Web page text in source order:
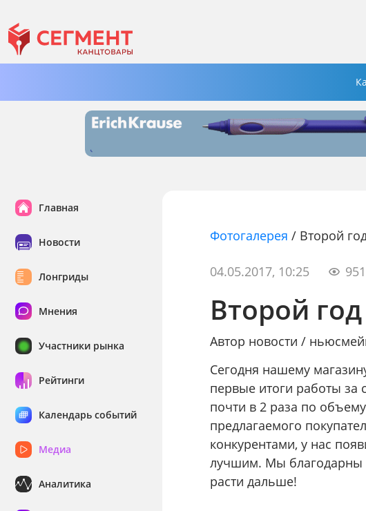
Главная
Новости
Лонгриды
Мнения
Участники рынка
Рейтинги
Календарь событий
Медиа
Аналитика
Фотогалерея / Второй
04.05.2017, 10:25 951
Второй
Автор новости /
Сегодня нашему
первые итоги работы
почти в 2 раза по
предлагаемого
конкурентами, у нас
лучшим. Мы благодарны
расти дальше!